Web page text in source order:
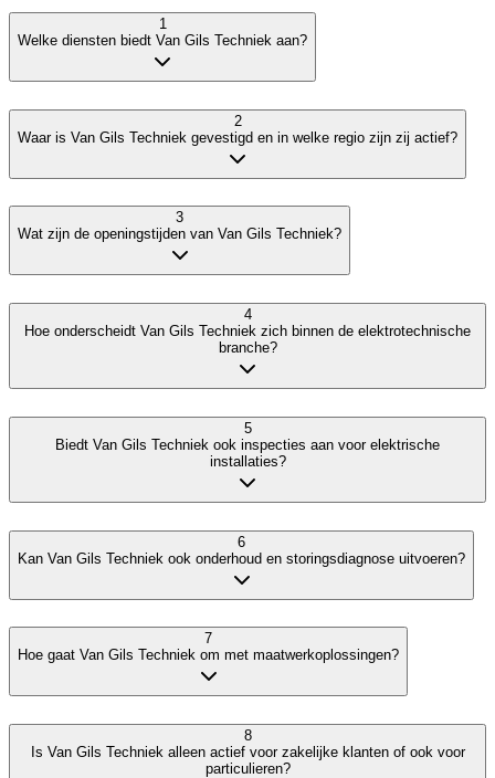
1
Welke diensten biedt Van Gils Techniek aan?
2
Waar is Van Gils Techniek gevestigd en in welke regio zijn zij actief?
3
Wat zijn de openingstijden van Van Gils Techniek?
4
Hoe onderscheidt Van Gils Techniek zich binnen de elektrotechnische
branche?
5
Biedt Van Gils Techniek ook inspecties aan voor elektrische
installaties?
6
Kan Van Gils Techniek ook onderhoud en storingsdiagnose uitvoeren?
7
Hoe gaat Van Gils Techniek om met maatwerkoplossingen?
8
Is Van Gils Techniek alleen actief voor zakelijke klanten of ook voor
particulieren?